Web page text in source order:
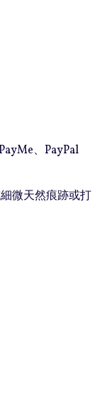
、PayPal
微天然痕跡或打